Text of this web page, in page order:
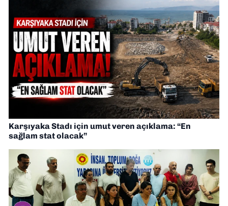
Karşıyaka Stadı için umut veren açıklama: “En
sağlam stat olacak”